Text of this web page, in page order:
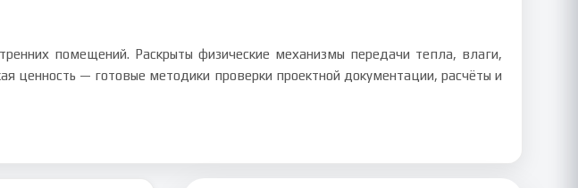
помещений. Раскрыты физические механизмы передачи тепла, влаги,
ценность — готовые методики проверки проектной документации, расчёты и